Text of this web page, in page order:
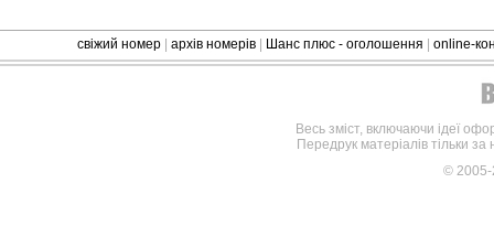
свіжий номер архів номерів Шанс плюс - оголошення online-
Весь зміст, включаючи ідеї
Передрук матеріалів тільки
©